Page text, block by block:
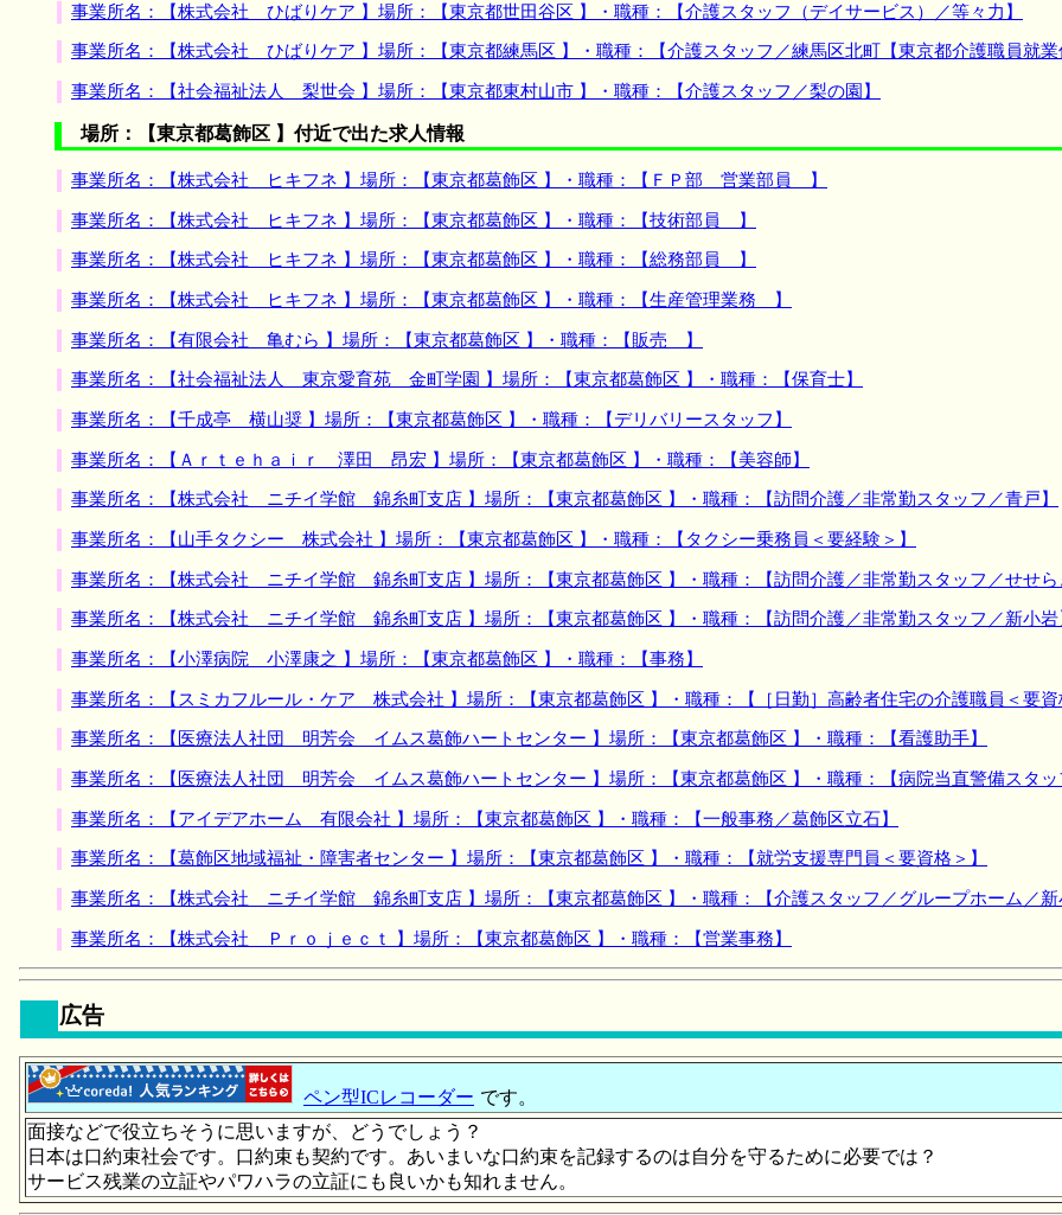
事業所名：【株式会社 ひばりケア 】場所：【東京都世田谷区 】・職種：【介護スタッフ（デイサービス）／等々力】
事業所名：【株式会社 ひばりケア 】場所：【東京都練馬区 】・職種：【介護スタッフ／練馬区北町【東京都介護職員就
事業所名：【社会福祉法人 梨世会 】場所：【東京都東村山市 】・職種：【介護スタッフ／梨の園】
場所：【東京都葛飾区 】付近で出た求人情報
事業所名：【株式会社 ヒキフネ 】場所：【東京都葛飾区 】・職種：【ＦＰ部 営業部員 】
事業所名：【株式会社 ヒキフネ 】場所：【東京都葛飾区 】・職種：【技術部員 】
事業所名：【株式会社 ヒキフネ 】場所：【東京都葛飾区 】・職種：【総務部員 】
事業所名：【株式会社 ヒキフネ 】場所：【東京都葛飾区 】・職種：【生産管理業務 】
事業所名：【有限会社 亀むら 】場所：【東京都葛飾区 】・職種：【販売 】
事業所名：【社会福祉法人 東京愛育苑 金町学園 】場所：【東京都葛飾区 】・職種：【保育士】
事業所名：【千成亭 横山奨 】場所：【東京都葛飾区 】・職種：【デリバリースタッフ】
事業所名：【Ａｒｔｅｈａｉｒ 澤田 昂宏 】場所：【東京都葛飾区 】・職種：【美容師】
事業所名：【株式会社 ニチイ学館 錦糸町支店 】場所：【東京都葛飾区 】・職種：【訪問介護／非常勤スタッフ／青戸】
事業所名：【山手タクシー 株式会社 】場所：【東京都葛飾区 】・職種：【タクシー乗務員＜要経験＞】
事業所名：【株式会社 ニチイ学館 錦糸町支店 】場所：【東京都葛飾区 】・職種：【訪問介護／非常勤スタッフ／せせら
事業所名：【株式会社 ニチイ学館 錦糸町支店 】場所：【東京都葛飾区 】・職種：【訪問介護／非常勤スタッフ／新小岩
事業所名：【小澤病院 小澤康之 】場所：【東京都葛飾区 】・職種：【事務】
事業所名：【スミカフルール・ケア 株式会社 】場所：【東京都葛飾区 】・職種：【［日勤］高齢者住宅の介護職員＜要資
事業所名：【医療法人社団 明芳会 イムス葛飾ハートセンター 】場所：【東京都葛飾区 】・職種：【看護助手】
事業所名：【医療法人社団 明芳会 イムス葛飾ハートセンター 】場所：【東京都葛飾区 】・職種：【病院当直警備スタッ
事業所名：【アイデアホーム 有限会社 】場所：【東京都葛飾区 】・職種：【一般事務／葛飾区立石】
事業所名：【葛飾区地域福祉・障害者センター 】場所：【東京都葛飾区 】・職種：【就労支援専門員＜要資格＞】
事業所名：【株式会社 ニチイ学館 錦糸町支店 】場所：【東京都葛飾区 】・職種：【介護スタッフ／グループホーム／新
事業所名：【株式会社 Ｐｒｏｊｅｃｔ 】場所：【東京都葛飾区 】・職種：【営業事務】
広告
ペン型ICレコーダー です。
面接などで役立ちそうに思いますが、どうでしょう？
日本は口約束社会です。口約束も契約です。あいまいな口約束を記録するのは自分を守るために必要では？
サービス残業の立証やパワハラの立証にも良いかも知れません。